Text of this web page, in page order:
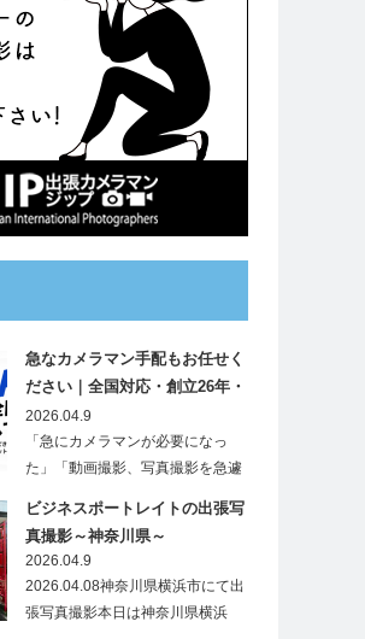
急なカメラマン手配もお任せく
ださい｜全国対応・創立26年・
25,000件の実績
2026.04.9
「急にカメラマンが必要になっ
た」「動画撮影、写真撮影を急遽
ビジネスポートレイトの出張写
真撮影～神奈川県～
2026.04.9
2026.04.08神奈川県横浜市にて出
張写真撮影本日は神奈川県横浜